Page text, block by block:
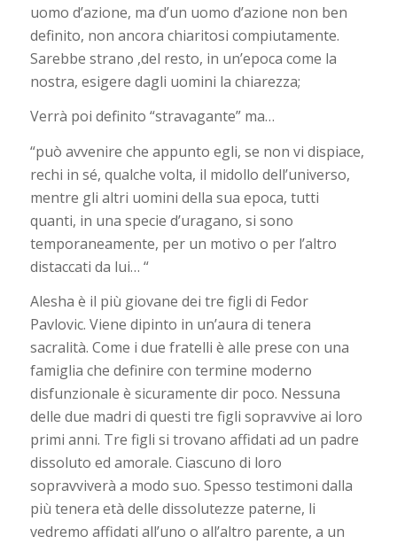
uomo d’azione, ma d’un uomo d’azione non ben
definito, non ancora chiaritosi compiutamente.
Sarebbe strano ,del resto, in un’epoca come la
nostra, esigere dagli uomini la chiarezza;
Verrà poi definito “stravagante” ma…
“può avvenire che appunto egli, se non vi dispiace,
rechi in sé, qualche volta, il midollo dell’universo,
mentre gli altri uomini della sua epoca, tutti
quanti, in una specie d’uragano, si sono
temporaneamente, per un motivo o per l’altro
distaccati da lui… “
Alesha è il più giovane dei tre figli di Fedor
Pavlovic. Viene dipinto in un’aura di tenera
sacralità. Come i due fratelli è alle prese con una
famiglia che definire con termine moderno
disfunzionale è sicuramente dir poco. Nessuna
delle due madri di questi tre figli sopravvive ai loro
primi anni. Tre figli si trovano affidati ad un padre
dissoluto ed amorale. Ciascuno di loro
sopravviverà a modo suo. Spesso testimoni dalla
più tenera età delle dissolutezze paterne, li
vedremo affidati all’uno o all’altro parente, a un